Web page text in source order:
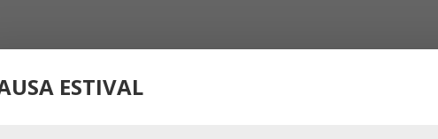
vida e testemunho de Manuela Silva
ESTIVAL